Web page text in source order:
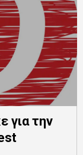
για την